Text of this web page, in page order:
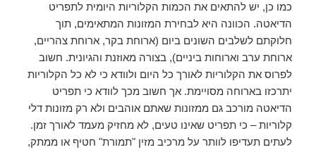
כמו כן, יש להתאים את הכמות הקלוריות היומית לתפריט
הדיאטה. הכוונה היא לבחירת המזונות המתאימים, תוך
חלוקתם לשלבים השונים ביום (ארוחת בקר, ארוחת צהריים,
ארוחת ערב וארוחות ביניים), בצורה מאוזנת והגיונית. חשוב
לפרוס את הקלוריות לאורך כל היום ולוודא כי לא כל הקלוריות
יתרכזו בארוחה מסויימת. אך חשוב מכך לוודא כי תפריט
הדיאטה מורכב גם ממזונות שאתם אוהבים ולא רק מזונות דלי
קלוריות – כי תפריט שאינו טעים, לא מחזיק מעמד לאורך זמן.
לעתים תעדיפו לוותר על מרכיב מזין "תמורת" חטיף או ממתק,